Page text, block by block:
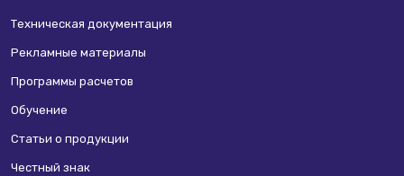
Техническая документация
Рекламные материалы
Программы расчетов
Обучение
Статьи о продукции
Честный знак